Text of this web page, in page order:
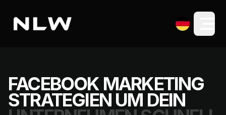
FACEBOOK MARKETING
STRATEGIEN UM DEIN